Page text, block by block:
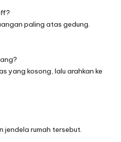
paling atas gedung.
yang kosong, lalu arahkan ke
rumah tersebut.